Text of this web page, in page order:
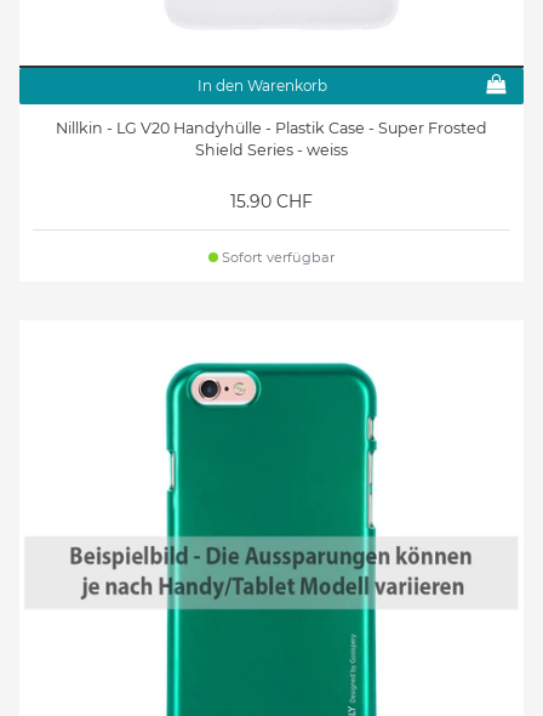
In den Warenkorb
Nillkin - LG V20 Handyhülle - Plastik Case - Super Frosted
Shield Series - weiss
15.90 CHF
Sofort verfügbar